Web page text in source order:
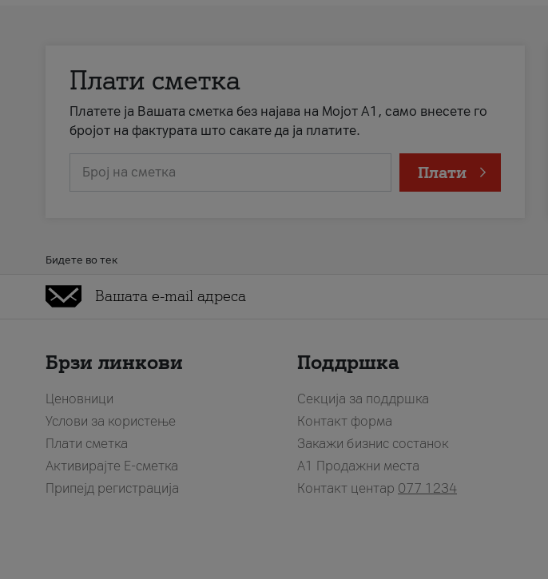
Плати сметка
Платете ја Вашата сметка без најава на Мојот А1, само внесете го
бројот на фактурата што сакате да ја платите.
Број на сметка Плати
Бидете во тек
Брзи линкови
Ценовници
Услови за користење
Плати сметка
Активирајте Е-сметка
Припејд регистрација
Поддршка
Секција за поддршка
Контакт форма
Закажи бизнис состанок
A1 Продажни места
Контакт центар 077 1234